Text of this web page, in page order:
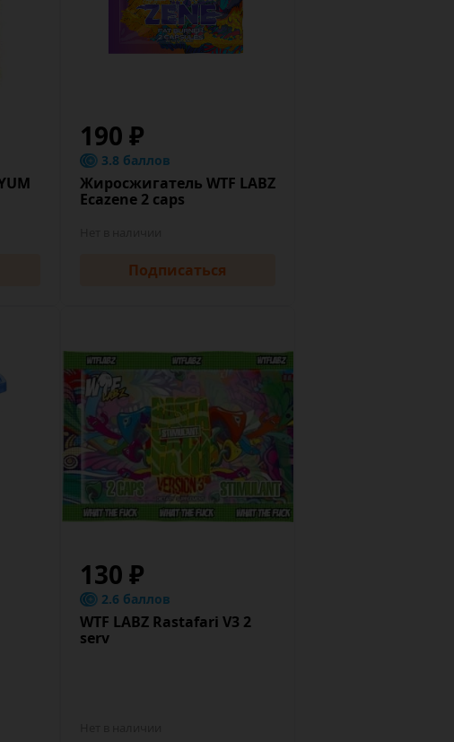
190 ₽
3.8 баллов
Жиросжигатель WTF LABZ
Ecazene 2 caps
Подписаться
130 ₽
2.6 баллов
WTF LABZ Rastafari V3 2
serv